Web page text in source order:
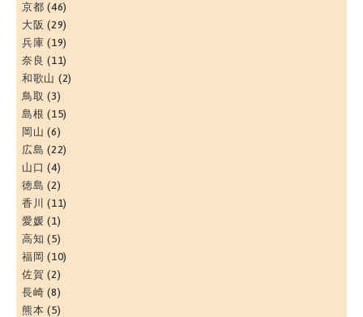
京都 (46)
大阪 (29)
兵庫 (19)
奈良 (11)
和歌山 (2)
鳥取 (3)
島根 (15)
岡山 (6)
広島 (22)
山口 (4)
徳島 (2)
香川 (11)
愛媛 (1)
高知 (5)
福岡 (10)
佐賀 (2)
長崎 (8)
熊本 (5)